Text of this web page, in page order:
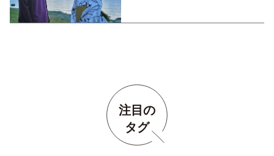
注目の
タグ